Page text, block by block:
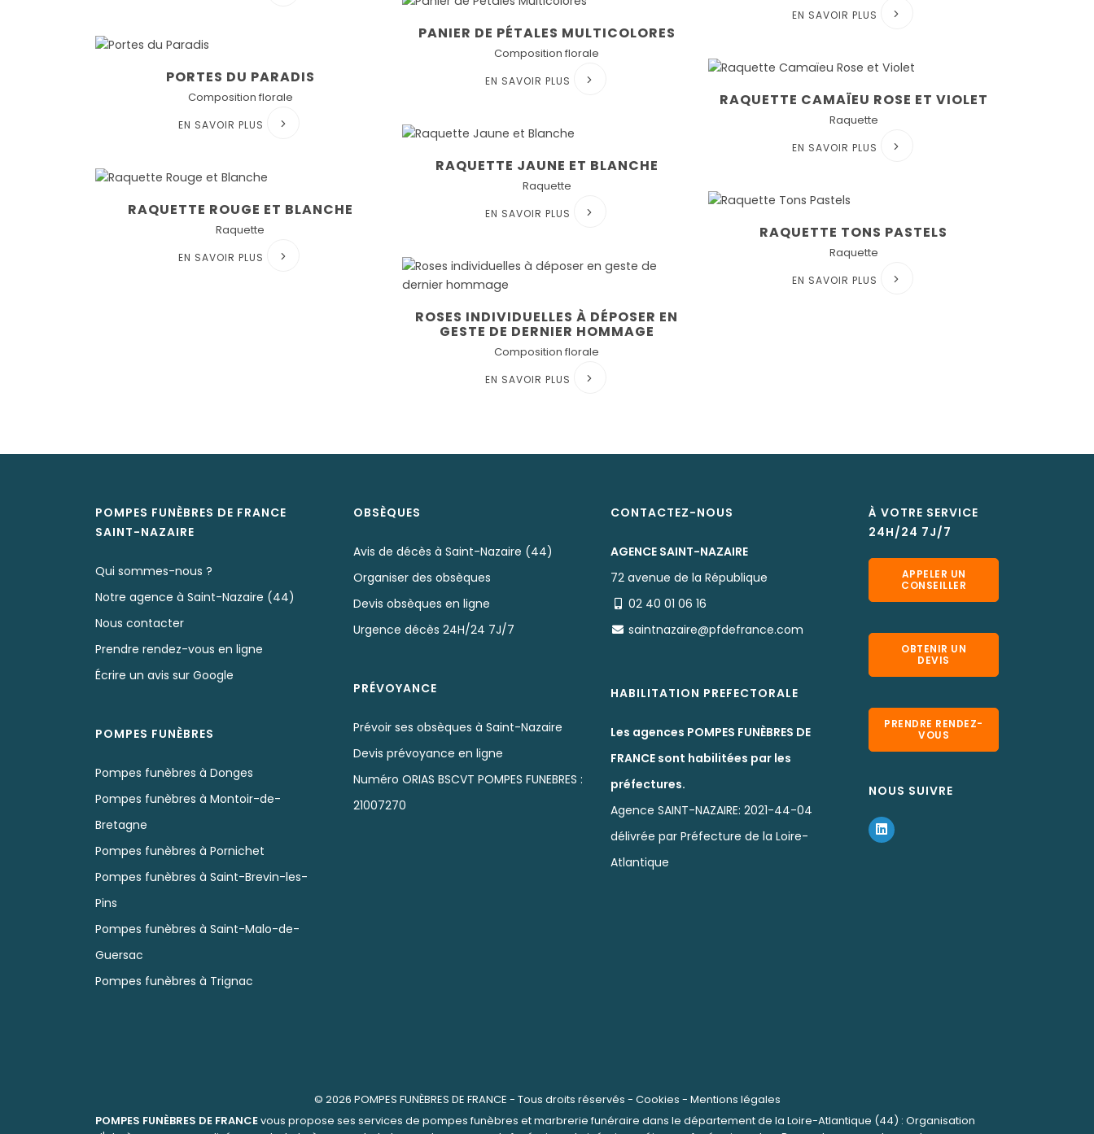
EN SAVOIR PLUS
PANIER DE PÉTALES MULTICOLORES
Composition florale
EN SAVOIR PLUS
PORTES DU PARADIS
Composition florale
EN SAVOIR PLUS
RAQUETTE CAMAÏEU ROSE ET VIOLET
Raquette
EN SAVOIR PLUS
RAQUETTE JAUNE ET BLANCHE
Raquette
EN SAVOIR PLUS
RAQUETTE ROUGE ET BLANCHE
Raquette
EN SAVOIR PLUS
RAQUETTE TONS PASTELS
Raquette
EN SAVOIR PLUS
ROSES INDIVIDUELLES À DÉPOSER EN
GESTE DE DERNIER HOMMAGE
Composition florale
EN SAVOIR PLUS
POMPES FUNÈBRES DE FRANCE
SAINT-NAZAIRE
Qui sommes-nous ?
Notre agence à Saint-Nazaire (44)
Nous contacter
Prendre rendez-vous en ligne
Écrire un avis sur Google
POMPES FUNÈBRES
Pompes funèbres à Donges
Pompes funèbres à Montoir-de-
Bretagne
Pompes funèbres à Pornichet
Pompes funèbres à Saint-Brevin-les-
Pins
Pompes funèbres à Saint-Malo-de-
Guersac
Pompes funèbres à Trignac
OBSÈQUES
Avis de décès à Saint-Nazaire (44)
Organiser des obsèques
Devis obsèques en ligne
Urgence décès 24H/24 7J/7
PRÉVOYANCE
Prévoir ses obsèques à Saint-Nazaire
Devis prévoyance en ligne
Numéro ORIAS BSCVT POMPES FUNEBRES :
21007270
CONTACTEZ-NOUS
AGENCE SAINT-NAZAIRE
72 avenue de la République
02 40 01 06 16
saintnazaire@pfdefrance.com
HABILITATION PREFECTORALE
Les agences POMPES FUNÈBRES DE
FRANCE sont habilitées par les
préfectures.
Agence SAINT-NAZAIRE: 2021-44-04
délivrée par Préfecture de la Loire-
Atlantique
À VOTRE SERVICE
24H/24 7J/7
APPELER UN
CONSEILLER
OBTENIR UN
DEVIS
PRENDRE RENDEZ-
VOUS
NOUS SUIVRE
© 2026 POMPES FUNÈBRES DE FRANCE - Tous droits réservés - Cookies - Mentions légales
POMPES FUNÈBRES DE FRANCEvous propose ses services de pompes funèbres et marbrerie funéraire dans le département de la Loire-Atlantique (44) : Organisation